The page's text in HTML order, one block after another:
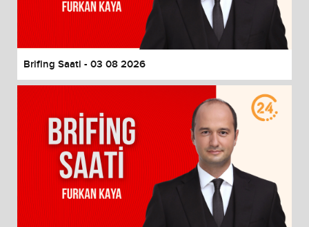
End of dialog window.
Brifing Saati - 03 08 2026